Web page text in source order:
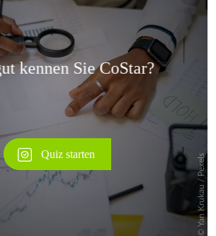
Überspringen